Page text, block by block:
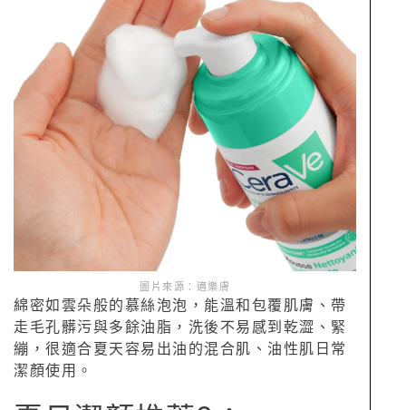
圖片來源：適樂膚
綿密如雲朵般的慕絲泡泡，能溫和包覆肌膚、帶
走毛孔髒污與多餘油脂，洗後不易感到乾澀、緊
繃，很適合夏天容易出油的混合肌、油性肌日常
潔顏使用。